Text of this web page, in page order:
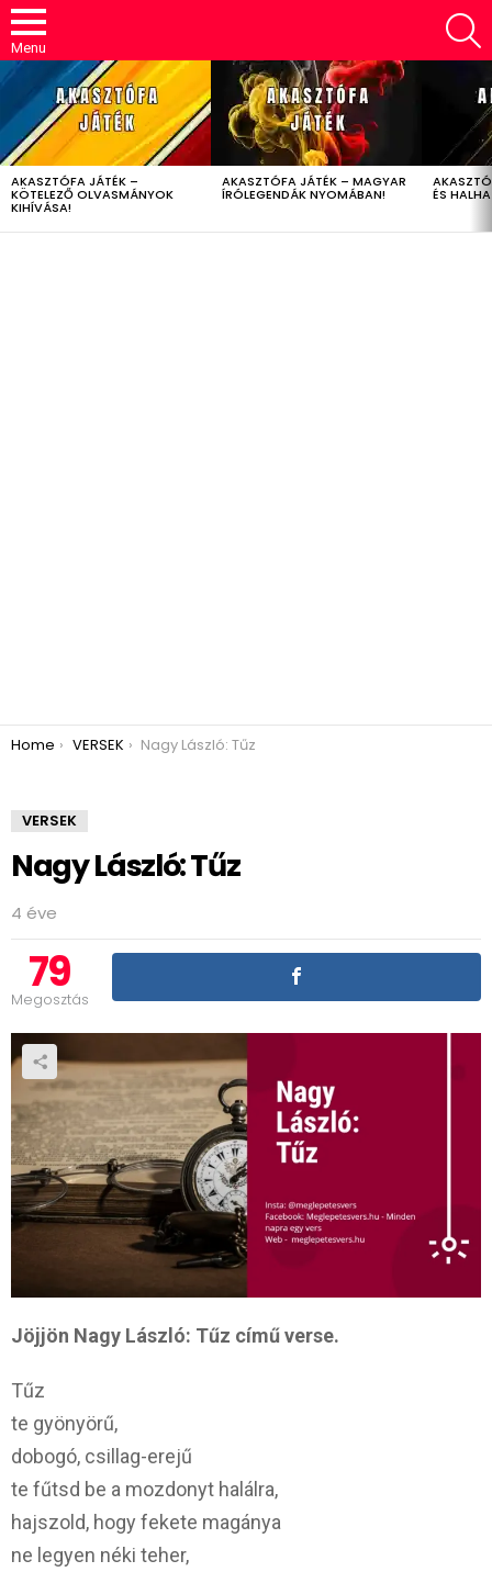
Menu
LATEST
STORIES
AKASZTÓFA JÁTÉK –
KÖTELEZŐ OLVASMÁNYOK
KIHÍVÁSA!
AKASZTÓFA JÁTÉK – MAGYAR
ÍRÓLEGENDÁK NYOMÁBAN! ÉS
You are here:
Home VERSEK Nagy László: Tűz
VERSEK
Nagy László: Tűz
4 éve
79
Megosztás
Jöjjön Nagy László: Tűz című verse.
Tűz
te gyönyörű,
dobogó, csillag-erejű
te fűtsd be a mozdonyt halálra,
hajszold, hogy fekete magánya
ne legyen néki teher,